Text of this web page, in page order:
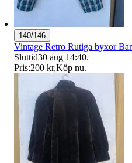
140/146
Vintage Retro Rutiga byxor
Sluttid30 aug 14:40.
Pris:200 kr,Köp nu.